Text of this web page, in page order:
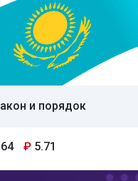
и порядок
₽ 5.71